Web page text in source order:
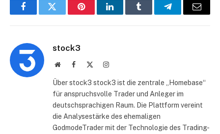
FacebookTwitter PinterestLinkedInTumblr TelegramE-
stock3
WebsiteFacebook Instagram
Über stock3 stock3 ist die zentrale „Homebase“
für anspruchsvolle Trader und Anleger im
deutschsprachigen Raum. Die Plattform vereint
die Analysestärke des ehemaligen
GodmodeTrader mit der Technologie des Trading-